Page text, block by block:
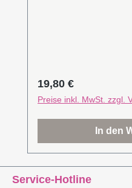
Grundriss von
Museum in Berlin
Dekonstruktivismus.
Informationen zu
Epoche begleiten
machen den
Regulärer Preis:
19,80 €
Preise inkl. MwSt. zzgl.
In den
Service-Hotline